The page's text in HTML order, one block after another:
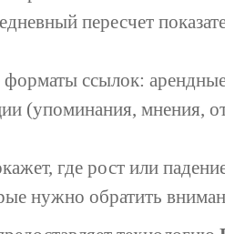
пересчет
ссылок:
(упоминания, мнения,
где рост или
нужно обратить